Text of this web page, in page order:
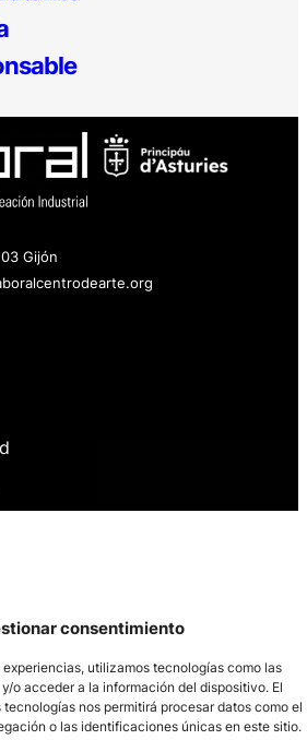
consentimiento
utilizamos tecnologías como las
o acceder a la información del dispositivo. El
nos permitirá procesar datos como el
o las identificaciones únicas en este sitio.
Gijón